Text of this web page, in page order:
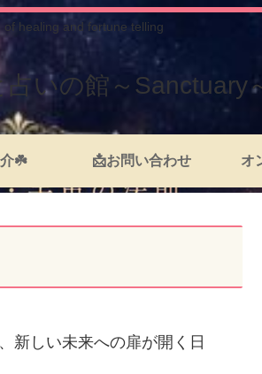
of healing and fortune telling
占いの館～Sanctuary
☘️ 📩お問い合わせ オ
新しい未来への扉が開く日